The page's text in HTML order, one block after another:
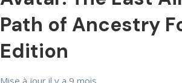
Path of Ancestry
Edition
Mise à jour il y a 9 mois